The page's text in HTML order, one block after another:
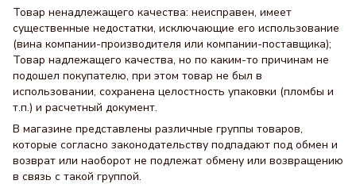
Товар ненадлежащего качества: неисправен, имеет
существенные недостатки, исключающие его использование
(вина компании-производителя или компании-поставщика);
Товар надлежащего качества, но по каким-то причинам не
подошел покупателю, при этом товар не был в
использовании, сохранена целостность упаковки (пломбы и
т.п.) и расчетный документ.
В магазине представлены различные группы товаров,
которые согласно законодательству подпадают под обмен и
возврат или наоборот не подлежат обмену или возвращению
в связь с такой группой.